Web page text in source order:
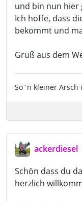
und bin nun hier
Ich hoffe, dass
bekommt und
Gruß aus dem
So`n kleiner Arsch
ackerdiesel
Schön dass du
herzlich